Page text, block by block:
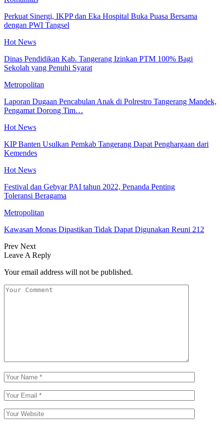
Perkuat Sinergi, IKPP dan Eka Hospital Buka Puasa Bersama
dengan PWI Tangsel
Hot News
Dinas Pendidikan Kab. Tangerang Izinkan PTM 100% Bagi
Sekolah yang Penuhi Syarat
Metropolitan
Laporan Dugaan Pencabulan Anak di Polrestro Tangerang Mandek,
Pengamat Dorong Tim…
Hot News
KIP Banten Usulkan Pemkab Tangerang Dapat Penghargaan dari
Kemendes
Hot News
Festival dan Gebyar PAI tahun 2022, Penanda Penting
Toleransi Beragama
Metropolitan
Kawasan Monas Dipastikan Tidak Dapat Digunakan Reuni 212
Prev Next
Leave A Reply
Your email address will not be published.